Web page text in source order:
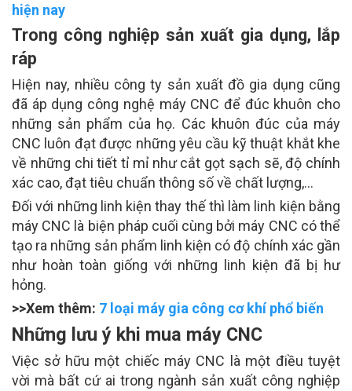
hiện nay
Trong công nghiệp sản xuất gia dụng, lắp
ráp
Hiện nay, nhiều công ty sản xuất đồ gia dụng cũng
đã áp dụng công nghệ máy CNC để đúc khuôn cho
những sản phẩm của họ. Các khuôn đúc của máy
CNC luôn đạt được những yêu cầu kỹ thuật khắt khe
về những chi tiết tỉ mỉ như cắt gọt sạch sẽ, độ chính
xác cao, đạt tiêu chuẩn thông số về chất lượng,…
Đối với những linh kiện thay thế thì làm linh kiện bằng
máy CNC là biện pháp cuối cùng bởi máy CNC có thể
tạo ra những sản phẩm linh kiện có độ chính xác gần
như hoàn toàn giống với những linh kiện đã bị hư
hỏng.
>>Xem thêm: 7 loại máy gia công cơ khí phổ biến
Những lưu ý khi mua máy CNC
Việc sở hữu một chiếc máy CNC là một điều tuyệt
vời mà bất cứ ai trong ngành sản xuất công nghiệp